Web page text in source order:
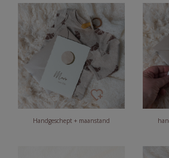
Handgeschept + maanstand